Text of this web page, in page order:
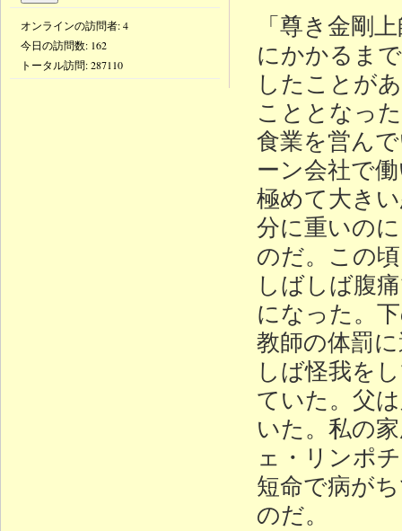
「尊き金剛
にかかるま
したことが
こととなっ
食業を営ん
ーン会社で
極めて大き
分に重いの
のだ。この
しばしば腹
になった。
教師の体罰
しば怪我を
ていた。父
いた。私の
ェ・リンポ
短命で病が
のだ。
オンラインの訪問者: 4
今日の訪問数: 162
トータル訪問:287110